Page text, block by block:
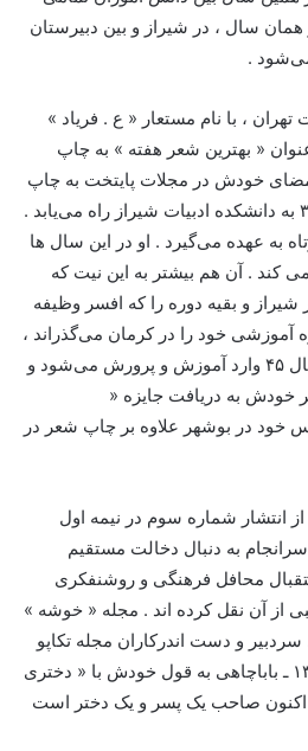
سال ، در شیراز و بین دبیرستان
.
، با نام مستعار « ع . فریاد »
« بهترین شعر هفته » به چاپ
خودش در مجلات پایتخت به چاپ
می رساند . باباچاهی پس از اتمام دوره دبیرستان در بوشهر ، حدود سال ۴۰ ـ ۳۹ به دانشکده ادبیات شیراز راه می‌یابد .
به عهده می‌گیرد . او در این سال ها
کند . آن هم بیشتر به این نیت که
با جریانات ادبی روز آشنا سازد . در ۱۳۴۳ دوره را در شیراز و بقیه دوره را که افسر وظیفه
خود را در کرمان می‌گذراند ،
در گروهانی است که باباچاهی فرماندهی آن را به عهده دارد . باباچاهی حدود سال ۴۵ وارد آموزش و پرورش می‌شود و
خودش به دریافت جایزه «
در طول مدت تدریس خود در بوشهر علاوه بر چاپ شعر در
در بوشهر منتشر شد . پس از انتشار شماره سوم در نیمه اول
سرانجام به دنبال دخالت مستقیم
محافل فرهنگی و روشنفکری
از آن نقل کرده اند . مجله « خوشه »
و دست اندرکاران مجله تکاپو
را با عنوان « کوشندگان شعر امروز ایران » معرفی کرد . در همین سال ها ـ ۱۳۴۸ ـ باباچاهی به قول خودش با « دختری
اکنون صاحب یک پسر و یک دختر است